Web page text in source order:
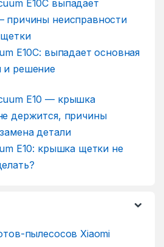
E10C: выпадает основная
решение
E10: крышка щетки не
пылесосов Xiaomi